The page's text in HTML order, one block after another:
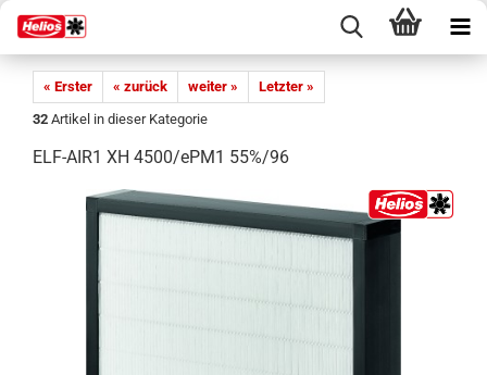
« Erster « zurück weiter »
Letzter »
32 Artikel in dieser Kategorie
ELF-AIR1 XH 4500/ePM1 55%/96